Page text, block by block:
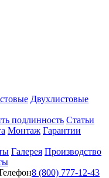
Двухлистовые
подлинность Статьи
Монтаж Гарантии
Галерея Производство
8 (800) 777-12-43